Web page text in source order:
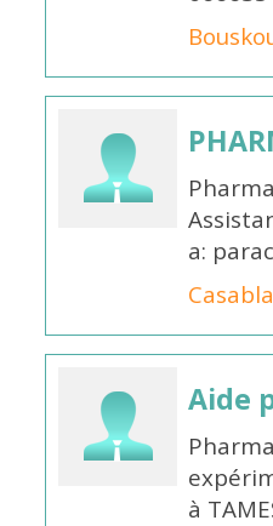
a:
Aide
à